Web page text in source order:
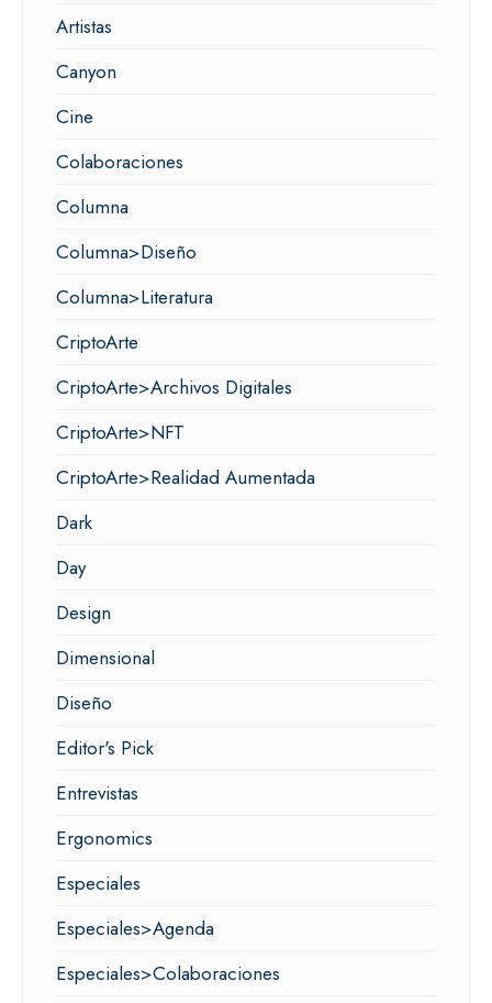
Artistas
Canyon
Cine
Colaboraciones
Columna
Columna>Diseño
Columna>Literatura
CriptoArte
CriptoArte>Archivos Digitales
CriptoArte>NFT
CriptoArte>Realidad Aumentada
Dark
Day
Design
Dimensional
Diseño
Editor's Pick
Entrevistas
Ergonomics
Especiales
Especiales>Agenda
Especiales>Colaboraciones